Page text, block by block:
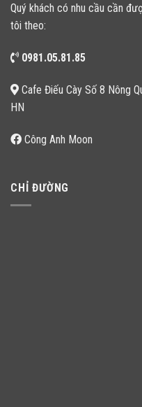
Quý khách có nhu cầu cần
tôi theo:
0981.05.81.85
Cafe Điếu Cày Số 8 Nông
HN
Công Anh Moon
CHỈ ĐƯỜNG